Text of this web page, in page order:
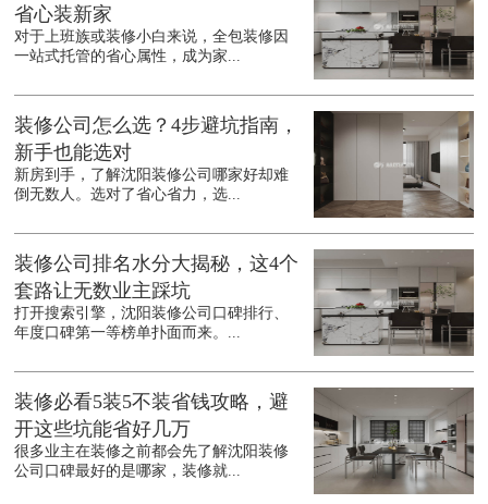
省心装新家
对于上班族或装修小白来说，全包装修因
一站式托管的省心属性，成为家...
装修公司怎么选？4步避坑指南，
新手也能选对
新房到手，了解沈阳装修公司哪家好却难
倒无数人。选对了省心省力，选...
装修公司排名水分大揭秘，这4个
套路让无数业主踩坑
打开搜索引擎，沈阳装修公司口碑排行、
年度口碑第一等榜单扑面而来。...
装修必看5装5不装省钱攻略，避
开这些坑能省好几万
很多业主在装修之前都会先了解沈阳装修
公司口碑最好的是哪家，装修就...